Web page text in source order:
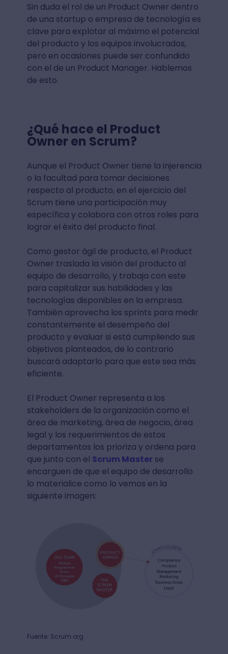
Sin duda el rol de un Product Owner dentro
de una startup o empresa de tecnología es
clave para explotar al máximo el potencial
del producto y los equipos involucrados,
pero en ocasiones puede ser confundido
con el de un Product Manager. Hablemos
de esto.
¿Qué hace el Product
Owner en Scrum?
Aunque el Product Owner tiene la injerencia
o la facultad para tomar decisiones
respecto al producto, en el ejercicio del
Scrum tiene una participación muy
específica y colabora con otros roles para
lograr el éxito del producto final.
Como gestor ágil de producto, el Product
Owner traslada la visión del producto al
equipo de desarrollo, y trabaja con este
para capitalizar sus habilidades y las
tecnologías disponibles en la empresa.
También aprovecha los sprints para medir
constantemente el desempeño del
producto y evaluar si está cumpliendo sus
objetivos planteados, de lo contrario
buscará adaptarlo para que este sea más
eficiente.
El Product Owner representa a los
stakeholders de la organización como el
área de marketing, área de negocio, área
legal y los requerimientos de estos
departamentos los prioriza y ordena para
que junto con el Scrum Master se
encarguen de que el equipo de desarrollo
lo materialice como lo vemos en la
siguiente imagen:
Fuente: Scrum.org